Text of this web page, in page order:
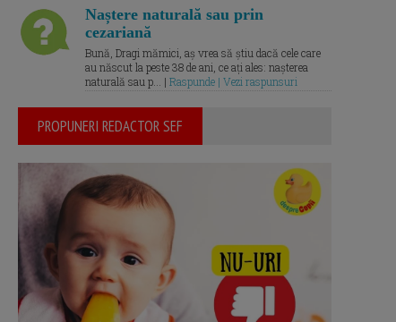
Naștere naturală sau prin
cezariană
Bună, Dragi mămici, aș vrea să știu dacă cele care
au născut la peste 38 de ani, ce ați ales: nașterea
naturală sau p... | Raspunde | Vezi raspunsuri
PROPUNERI REDACTOR SEF